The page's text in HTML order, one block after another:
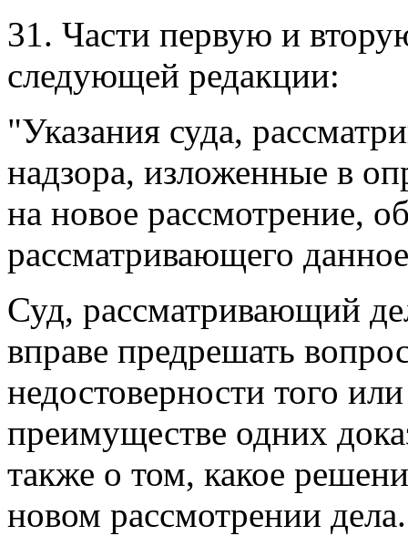
31. Части первую и
следующей редакции:
"Указания суда,
надзора, изложенные в
на новое рассмотрение,
рассматривающего
Суд, рассматривающий
вправе предрешать
недостоверности того
преимуществе одних
также о том, какое
новом рассмотрении